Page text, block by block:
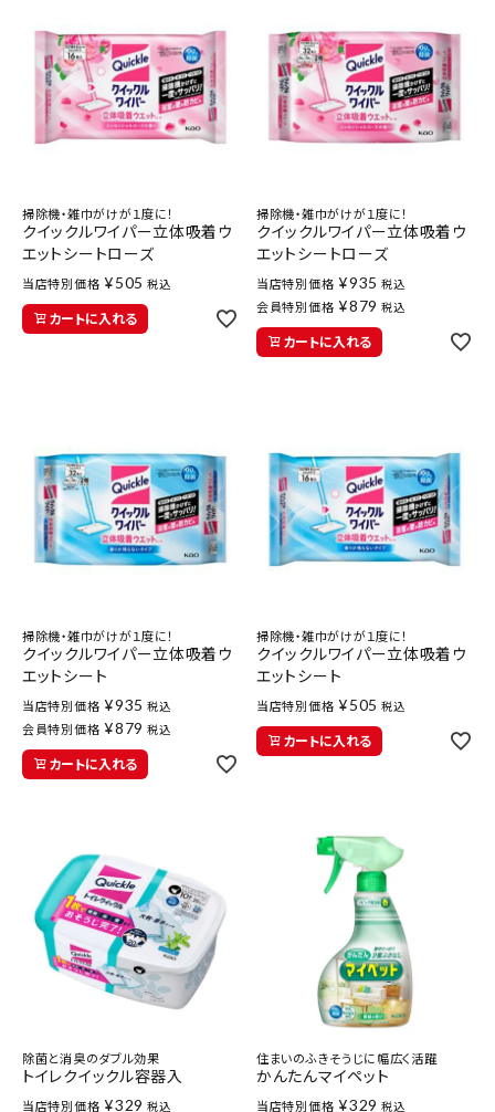
掃除機・雑巾がけが１度に！
クイックルワイパー立体吸着ウ
エットシートローズ
当店特別価格 ¥505 税込
カートに入れる
掃除機・雑巾がけが１度に！
クイックルワイパー立体吸着ウ
エットシートローズ
当店特別価格 ¥935 税込
会員特別価格 ¥879 税込
カートに入れる
掃除機・雑巾がけが１度に！
クイックルワイパー立体吸着ウ
エットシート
当店特別価格 ¥935 税込
会員特別価格 ¥879 税込
カートに入れる
掃除機・雑巾がけが１度に！
クイックルワイパー立体吸着ウ
エットシート
当店特別価格 ¥505 税込
カートに入れる
除菌と消臭のダブル効果
トイレクイックル容器入
当店特別価格 ¥329 税込
住まいのふきそうじに幅広く活躍
かんたんマイペット
当店特別価格 ¥329 税込